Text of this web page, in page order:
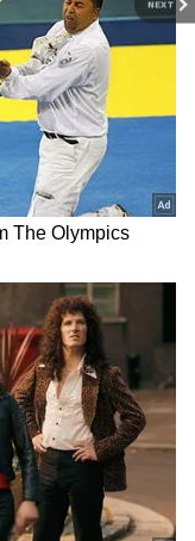
NEXT
இருந்து
இந்த
எழத்தொடங்கி
பல்வேறு
ஓட்டுன்னு
ஓட்டு